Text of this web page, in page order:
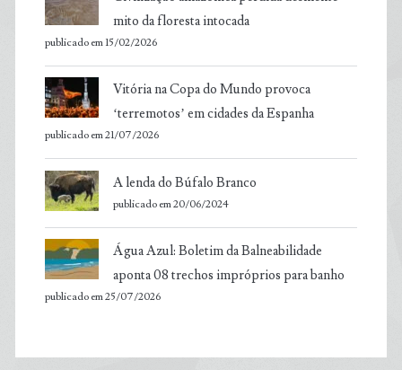
mito da floresta intocada
publicado em 15/02/2026
Vitória na Copa do Mundo provoca
‘terremotos’ em cidades da Espanha
publicado em 21/07/2026
A lenda do Búfalo Branco
publicado em 20/06/2024
Água Azul: Boletim da Balneabilidade
aponta 08 trechos impróprios para banho
publicado em 25/07/2026